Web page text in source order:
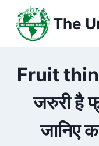
content
The
Fruit
जरुरी है
जानिए